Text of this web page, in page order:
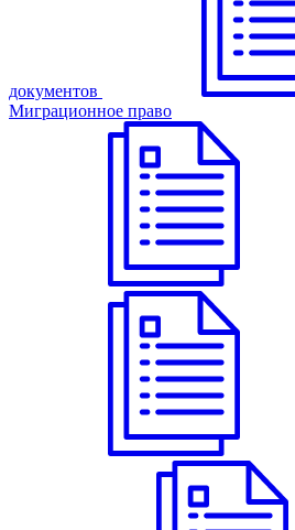
документов
Миграционное право